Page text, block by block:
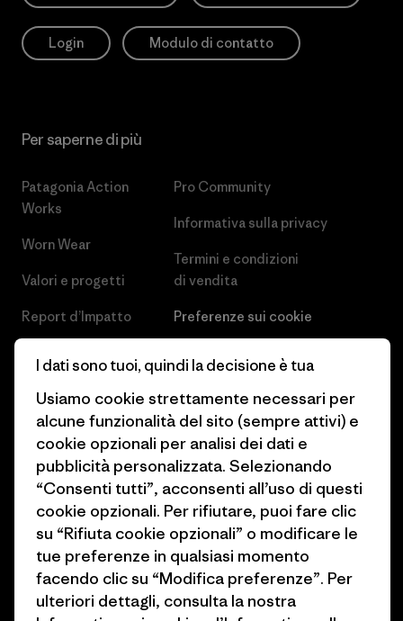
Login Modulo di contatto
Per saperne di più
Patagonia Action
Works
Worn Wear
Valori e progetti
Report d’Impatto
Obiettivi climatici
1% For The Planet
Come finanziamo
Buoni regalo
Trova un negozio
Pro Community
Informativa sulla privacy
Termini e condizioni
di vendita
Preferenze sui cookie
Industry program
Programma di affiliazione
Patagonia Svizzera Mappa del
sito
I dati sono tuoi, quindi la decisione è tua
Usiamo cookie strettamente necessari per
alcune funzionalità del sito (sempre attivi) e
cookie opzionali per analisi dei dati e
pubblicità personalizzata. Selezionando
“Consenti tutti”, acconsenti all’uso di questi
cookie opzionali. Per rifiutare, puoi fare clic
su “Rifiuta cookie opzionali” o modificare le
tue preferenze in qualsiasi momento
facendo clic su “Modifica preferenze”. Per
ulteriori dettagli, consulta la nostra